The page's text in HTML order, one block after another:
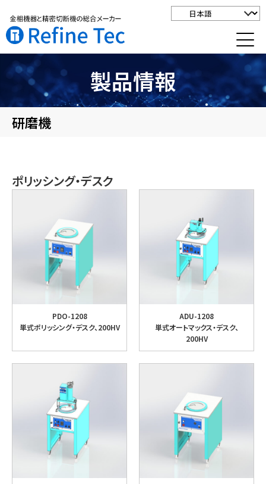
製品情報
研磨機
ポリッシング・デスク
PDO-1208
単式ポリッシング・デスク、200HV
ADU-1208
単式オートマックス・デスク、
200HV